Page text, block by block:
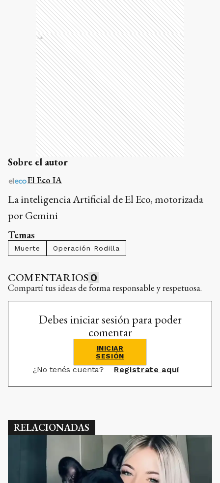
Ads
Sobre el autor
El Eco IA
La inteligencia Artificial de El Eco, motorizada
por Gemini
Temas
Muerte Operación Rodilla
COMENTARIOS 0
Compartí tus ideas de forma responsable y respetuosa.
Debes iniciar sesión para poder
comentar
INICIAR
SESIÓN
¿No tenés cuenta? Registrate aquí
RELACIONADAS